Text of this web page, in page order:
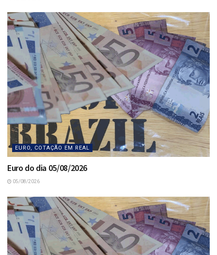
EURO, COTAÇÃO EM REAL
Euro do dia 05/08/2026
05/08/2026